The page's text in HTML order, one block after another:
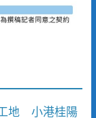
地 小港桂陽